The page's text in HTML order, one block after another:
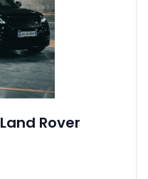
Land Rover